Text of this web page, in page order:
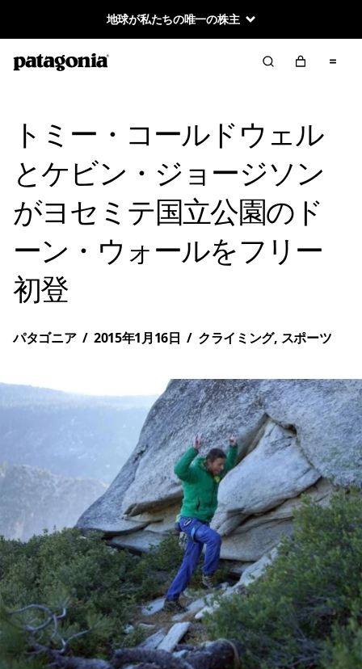
地球が私たちの唯一の株主
トミー・コールドウェル
とケビン・ジョージソン
がヨセミテ国立公園のド
ーン・ウォールをフリー
初登
パタゴニア / 2015年1月16日 / クライミング, スポーツ